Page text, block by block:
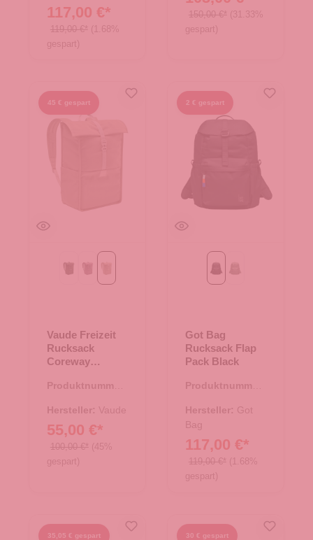
117,00 €*
119,00 €* (1.68%
gespart)
150,00 €* (31.33%
gespart)
45 € gespart
khakililac dusk
Vaude Freizeit
Rucksack
Coreway
Produktnummer:
Hersteller: Vaude
55,00 €*
100,00 €* (45%
gespart)
2 € gespart
Blackbass
Got Bag
Rucksack Flap
Pack Black
Produktnummer:
Hersteller: Got
Bag
117,00 €*
119,00 €* (1.68%
gespart)
35,05 € gespart 30 € gespart